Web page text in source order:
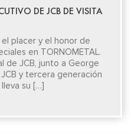
DE JCB DE VISITA
placer y el honor de
en TORNOMETAL.
de JCB, junto a George
y tercera generación
su […]